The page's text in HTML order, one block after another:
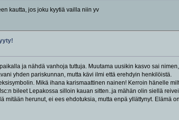
kautta, jos joku kyytiä vailla niin yv
ja nähdä vanhoja tuttuja. Muutama uusikin kasvo sai
yhden pariskunnan, mutta kävi ilmi että erehdyin henkilöistä.
Mikä ihana karismaattinen nainen! Kerroin hänelle
bileet Lepakossa silloin kauan sitten..ja mähän olin siellä
mitään herunut, ei ees ehdotuksia, mutta enpä yllättynyt. Elämä